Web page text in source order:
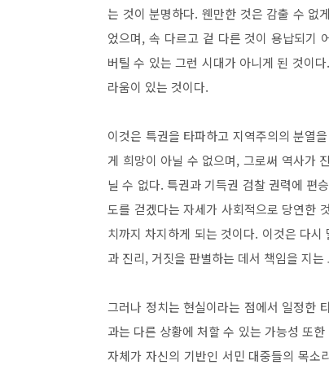
는 것이 분명하다. 웬만한 것은 감출 수 없
었으며, 속 다르고 겉 다른 것이 용납되기
버틸 수 있는 그런 시대가 아니게 된 것이다.
라움이 있는 것이다.
이것은 특권을 타파하고 지역주의의 분열
게 희망이 아닐 수 없으며, 그로써 역사가
닐 수 없다.특권과 기득권 검찰 권력에 편
도를 걷겠다는 자세가 사회적으로 당연한
치까지 차지하게 되는 것이다. 이것은 다시
과 진리, 거짓을 판별하는 데서 책임을 지
그러나 정치는 현실이라는 점에서 일정한
과는 다른 상황에 처할 수 있는 가능성 또
자체가 자신의 기반인 서민 대중들의 목소